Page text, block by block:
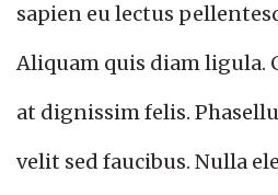
sapien eu lectus
Aliquam quis diam ligula.
at dignissim felis.
velit sed faucibus. Nulla